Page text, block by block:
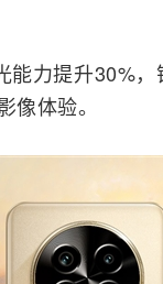
力提升30%，
像体验。